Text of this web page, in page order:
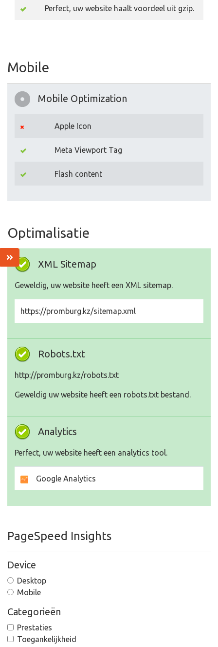
Perfect, uw website haalt voordeel uit gzip.
Mobile
Mobile Optimization
Apple Icon
Meta Viewport Tag
Flash content
Optimalisatie
XML Sitemap
Geweldig, uw website heeft een XML sitemap.
https://promburg.kz/sitemap.xml
Robots.txt
http://promburg.kz/robots.txt
Geweldig uw website heeft een robots.txt bestand.
Analytics
Perfect, uw website heeft een analytics tool.
Google Analytics
PageSpeed Insights
Device
Desktop
Mobile
Categorieën
Prestaties
Toegankelijkheid